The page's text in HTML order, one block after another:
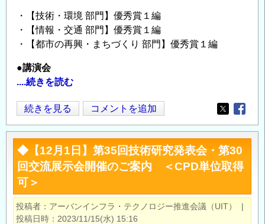
・【技術・環境 部門】優秀賞１編
・【情報・交通 部門】優秀賞１編
・【都市の再興・まちづくり 部門】優秀賞１編
●講演会
....続きを読む
2
月
22
日】
都
市
づ
く
続きを見る コメントを追加
Opens in
◆【12月1日】第35回技術研究発表会・第30
回交流展示会開催のご案内 ＜CPD単位取得
可＞
投稿者 アーバンインフラ・テクノロジー推進会議（UIT）
|
投稿日時
2023/11/15(水) 15:16